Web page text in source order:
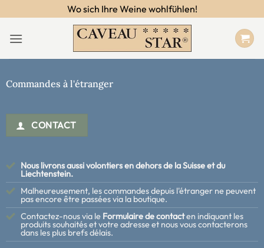
au
contenu
Wo sich Ihre Weine wohlfühlen!
Commandes à l'étranger
CONTACT
Nous livrons aussi volontiers en dehors de la Suisse et du
Liechtenstein.
Malheureusement, les commandes depuis l'étranger ne peuvent
pas encore être passées via la boutique.
Contactez-nous via le Formulaire de contacten indiquant les
produits souhaités et votre adresse et nous vous contacterons
dans les plus brefs délais.